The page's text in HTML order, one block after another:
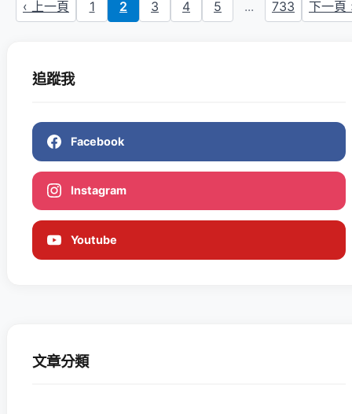
‹ 上一頁 1 2 3 4 5 ... 733 下一頁
追蹤我
Facebook
Instagram
Youtube
文章分類